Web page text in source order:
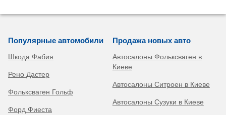
Популярные автомобили
Шкода Фабия
Рено Дастер
Фольксваген Гольф
Форд Фиеста
Продажа новых авто
Автосалоны Фольксваген в
Киеве
Автосалоны Ситроен в Киеве
Автосалоны Сузуки в Киеве